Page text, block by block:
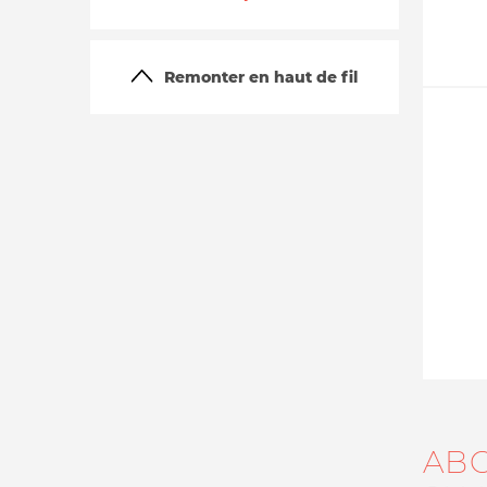
Remonter en haut de fil